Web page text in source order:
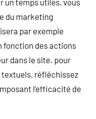
un temps utiles, vous
du marketing
par exemple
fonction des actions
dans le site. pour
réfléchissez
l’efficacité de